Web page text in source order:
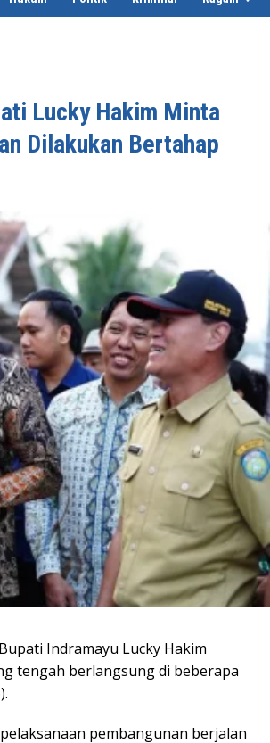
Lucky Hakim Minta
Dilakukan Bertahap
Indramayu Lucky Hakim
tengah berlangsung di beberapa
pembangunan berjalan